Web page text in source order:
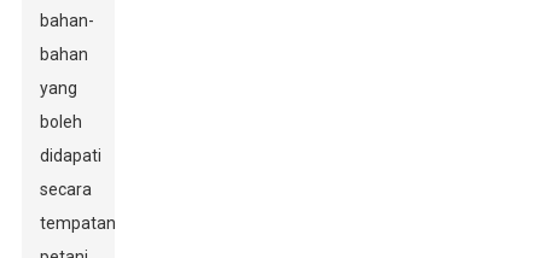
bahan-
bahan
yang
boleh
didapati
secara
tempatan,